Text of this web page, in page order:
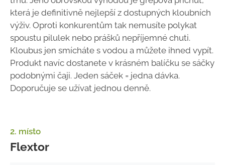
která je definitivně nejlepší z dostupných kloubních
výživ. Oproti konkurentům tak nemusíte polykat
spoustu pilulek nebo prášků nepříjemné chuti.
Kloubus jen smícháte s vodou a můžete ihned vypít.
Produkt navíc dostanete v krásném balíčku se sáčky
podobnými čaji. Jeden sáček = jedna dávka.
Doporučuje se užívat jednou denně.
2. místo
Flextor